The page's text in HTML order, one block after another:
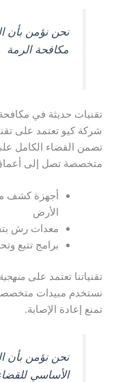
نحن نؤمن بأن
مكافحة الرمة
تقنيات حديثة في
شركة كيو تعتمد على
تضمن القضاء الكامل
متخصصة تصل إلى أعماق
أجهزة كشف
الأرض
معدات رش
برامج تتبع
تقنياتنا تعتمد على
نستخدم مبيدات
تمنع إعادة الإصابة.
نحن نؤمن بأن
الأساسي